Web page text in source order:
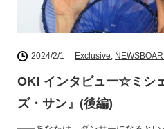
2024/2/1 Exclusive,
OK! インタビュー☆ミシ
ズ・サン』(後編)